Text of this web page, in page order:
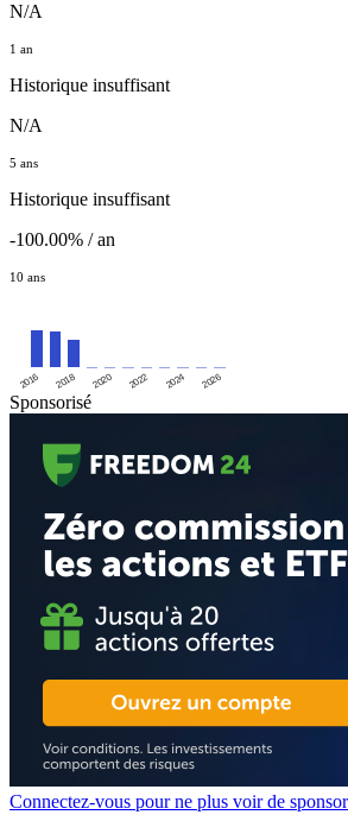
N/A
1 an
Historique insuffisant
N/A
5 ans
Historique insuffisant
-100.00% / an
10 ans
2016 2018 2020 2022 2024 2026
Sponsorisé
Connectez-vous pour ne plus voir de